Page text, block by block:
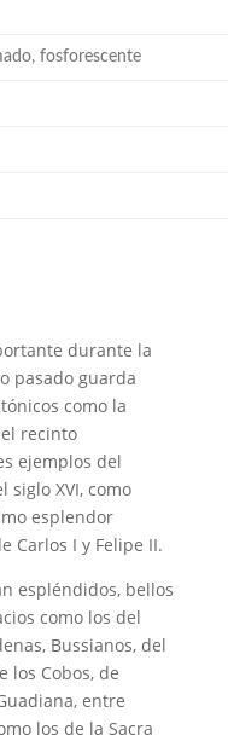
fosforescente
durante la
pasado guarda
como la
recinto
ejemplos del
siglo XVI, como
esplendor
Carlos I y Felipe II.
espléndidos, bellos
como los del
Bussianos, del
los Cobos, de
entre
los de la Sacra